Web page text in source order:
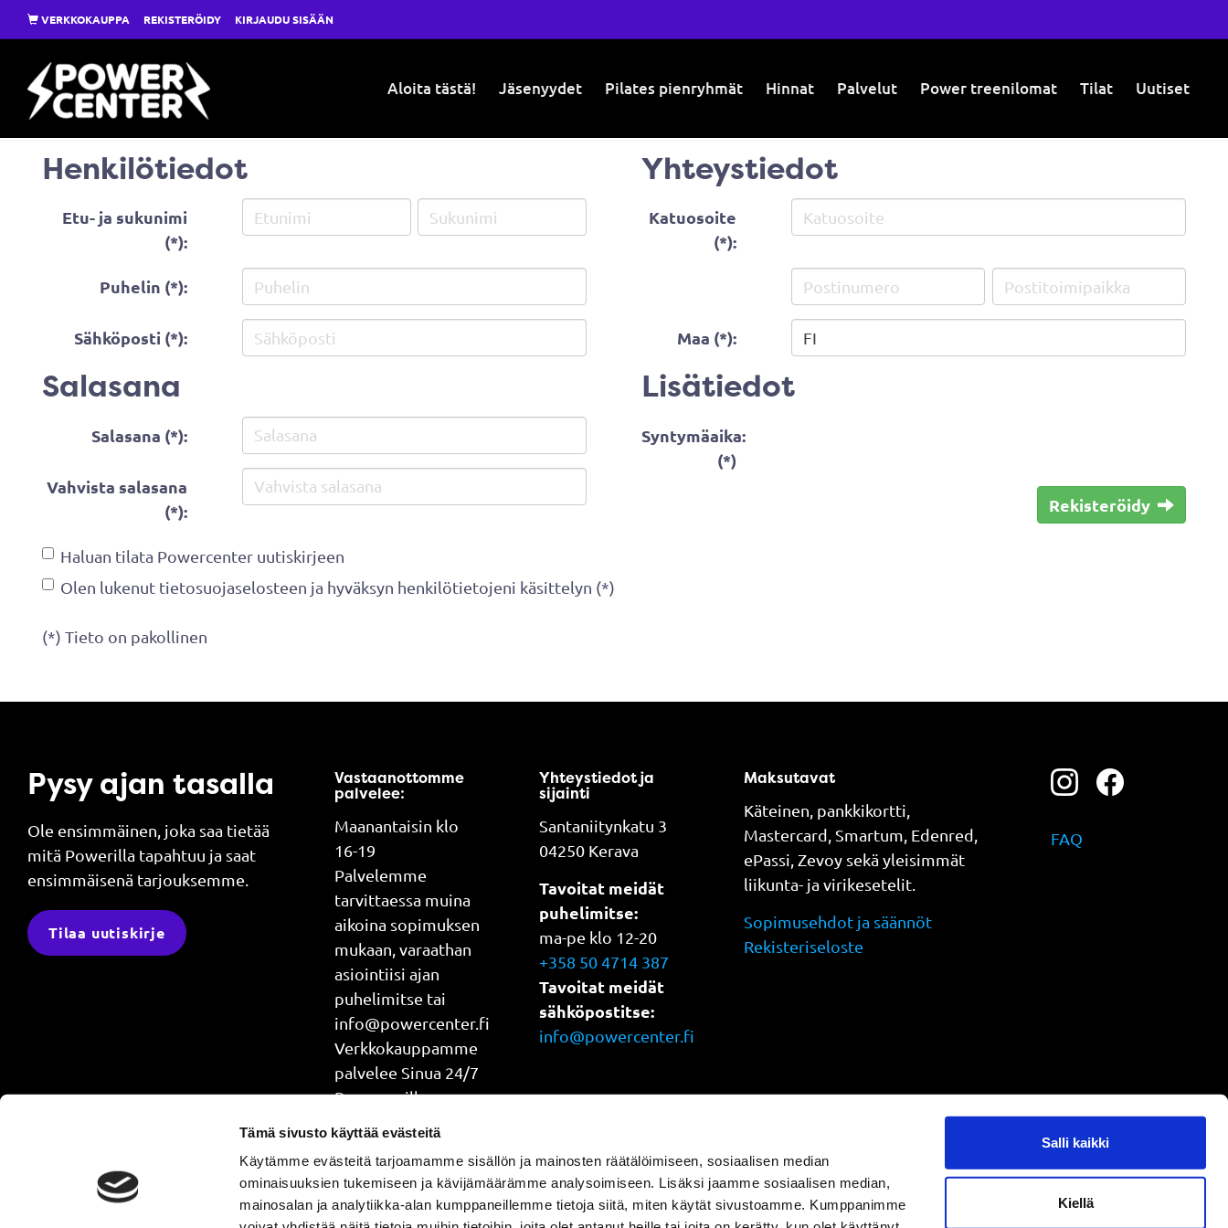
Tämä sivusto käyttää evästeitä
Käytämme evästeitä tarjoamamme sisällön ja mainosten räätälöimiseen, sosiaalisen median
ominaisuuksien tukemiseen ja kävijämäärämme analysoimiseen. Lisäksi jaamme sosiaalisen median,
mainosalan ja analytiikka-alan kumppaneillemme tietoja siitä, miten käytät sivustoamme. Kumppanimme
Salli kaikki
Kiellä
VERKKOKAUPPA REKISTERÖIDY KIRJAUDU SISÄÄN
Aloita tästä! Jäsenyydet Pilates pienryhmät Hinnat Palvelut Power treenilomat Tilat Uutiset
Henkilötiedot
Etu- ja sukunimi
(*):
Puhelin (*):
Sähköposti (*):
Salasana
Salasana (*):
Vahvista salasana
(*):
Yhteystiedot
Katuosoite
(*):
Maa (*):
Lisätiedot
Syntymäaika:
(*)
Rekisteröidy
Haluan tilata Powercenter uutiskirjeen
Olen lukenut tietosuojaselosteen ja hyväksyn henkilötietojeni käsittelyn (*)
(*) Tieto on pakollinen
Pysy ajan tasalla
Ole ensimmäinen, joka saa tietää
mitä Powerilla tapahtuu ja saat
ensimmäisenä tarjouksemme.
Tilaa uutiskirje
Vastaanottomme
palvelee:
Maanantaisin klo
16-19
Palvelemme
tarvittaessa muina
aikoina sopimuksen
mukaan, varaathan
asiointiisi ajan
puhelimitse tai
info@powercenter.fi
Verkkokauppamme
palvelee Sinua 24/7
Power apilla
4.30-24
Yhteystiedot ja
sijainti
Santaniitynkatu 3
04250 Kerava
Tavoitat meidät
puhelimitse:
ma-pe klo 12-20
+358 50 4714 387
Tavoitat meidät
sähköpostitse:
info@powercenter.fi
Maksutavat
Käteinen, pankkikortti,
Mastercard, Smartum, Edenred,
ePassi, Zevoy sekä yleisimmät
liikunta- ja virikesetelit.
Sopimusehdot ja säännöt
Rekisteriseloste
FAQ